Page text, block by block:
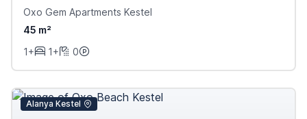
Oxo Gem Apartments Kestel
45 m²
1+
1+ 0
Alanya Kestel